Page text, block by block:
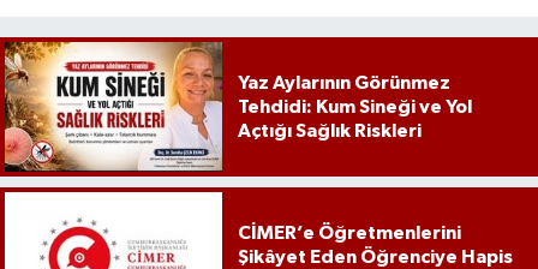
Yaz Aylarının Görünmez
Tehdidi: Kum Sineği ve Yol
Açtığı Sağlık Riskleri
CİMER’e Öğretmenlerini
Şikâyet Eden Öğrenciye Hapis